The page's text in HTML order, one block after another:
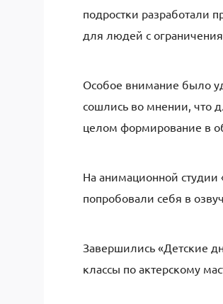
подростки разработали
для людей с
Особое внимание было
сошлись во мнении, что д
целом формирование в
На анимационной студии
попробовали себя в
Завершились «Детские
классы по актерскому